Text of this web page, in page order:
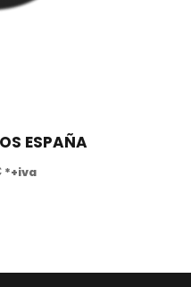
ESPAÑA
*+iva